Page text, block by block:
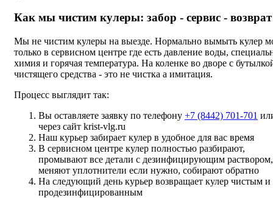
Как мы чистим кулеры: забор - сервис - возврат
Мы не чистим кулеры на выезде. Нормально вымыть кулер
только в сервисном центре где есть давление воды,
химия и горячая температура. На коленке во дворе с
чистящего средства - это не чистка а имитация.
Процесс выглядит так:
Вы оставляете заявку по телефону +7 (8442) 701-701
через сайт krist-vlg.ru
Наш курьер забирает кулер в удобное для вас время
В сервисном центре кулер полностью разбирают,
промывают все детали с дезинфицирующим раствором,
меняют уплотнители если нужно, собирают обратно
На следующий день курьер возвращает кулер чистым и
продезинфицированным